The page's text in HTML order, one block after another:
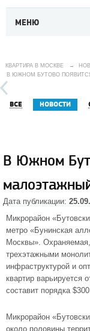
МЕНЮ
КВАРТИРА В МОСКВЕ →
В ЮЖНОМ БУТОВО
ВСЕ НОВОСТИ
В Южном
Дата публикации:
Микрорайон
метро «Бунинская
Москвы». Охраняемая,
трехэтажными
инфраструктурой и
квартир
составит порядка
Микрорайон
около половины